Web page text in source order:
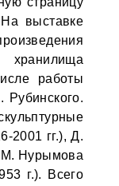
На выставке
хранилища
работы
2001 гг.), Д.
Нурымова
г.). Всего